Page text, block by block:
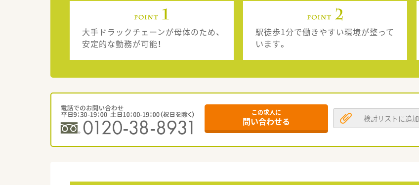
大手ドラックチェーンが母体のため、
安定的な勤務が可能！
駅徒歩1分で働きやすい環境が整って
います。
この求人に
問い合わせる 検討リストに追加